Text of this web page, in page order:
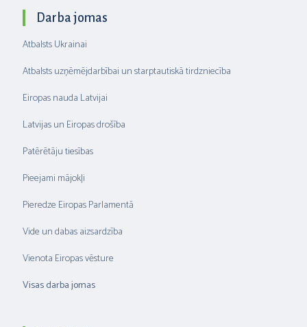
Darba jomas
Atbalsts Ukrainai
Atbalsts uzņēmējdarbībai un starptautiskā tirdzniecība
Eiropas nauda Latvijai
Latvijas un Eiropas drošība
Patērētāju tiesības
Pieejami mājokļi
Pieredze Eiropas Parlamentā
Vide un dabas aizsardzība
Vienota Eiropas vēsture
Visas darba jomas